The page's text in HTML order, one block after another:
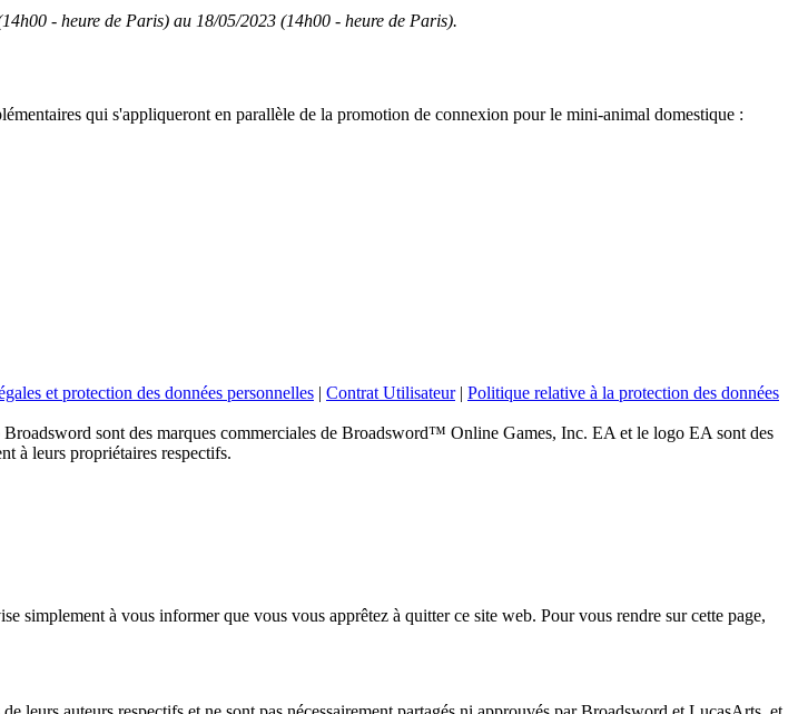
- heure de Paris) au 18/05/2023 (14h00 - heure de Paris).
qui s'appliqueront en parallèle de la promotion de connexion pour le mini-animal domestique :
et protection des données personnelles | Contrat Utilisateur | Politique relative à la protection des données
sont des marques commerciales de Broadsword™ Online Games, Inc. EA et le logo EA sont des
à leurs propriétaires respectifs.
simplement à vous informer que vous vous apprêtez à quitter ce site web. Pour vous rendre sur cette page,